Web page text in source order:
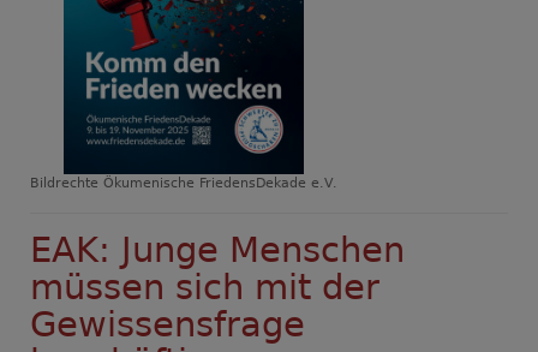
Bildrechte Ökumenische FriedensDekade e.V.
EAK: Junge Menschen
müssen sich mit der
Gewissensfrage